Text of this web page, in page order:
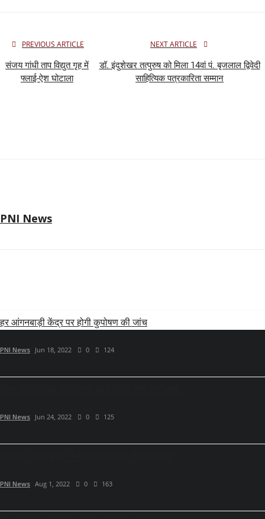
PREVIOUS ARTICLE
संजय गांधी ताप विद्युत गृह में
फ्लाई-ऐश घोटाला
NEXT ARTICLE
डॉ. इंदुशेखर तत्पुरुष को मिला 14वां पं. बृजलाल द्विवेदी
साहित्यिक पत्रकारिता सम्मान
PNI News
हर आंगनबाड़ी केंद्र पर होगी कुपोषण की जांच
PNI News Jun 18, 2022 0 124
PNI News Jun 24, 2022 0 125
PNI News Aug 1, 2022 0 163